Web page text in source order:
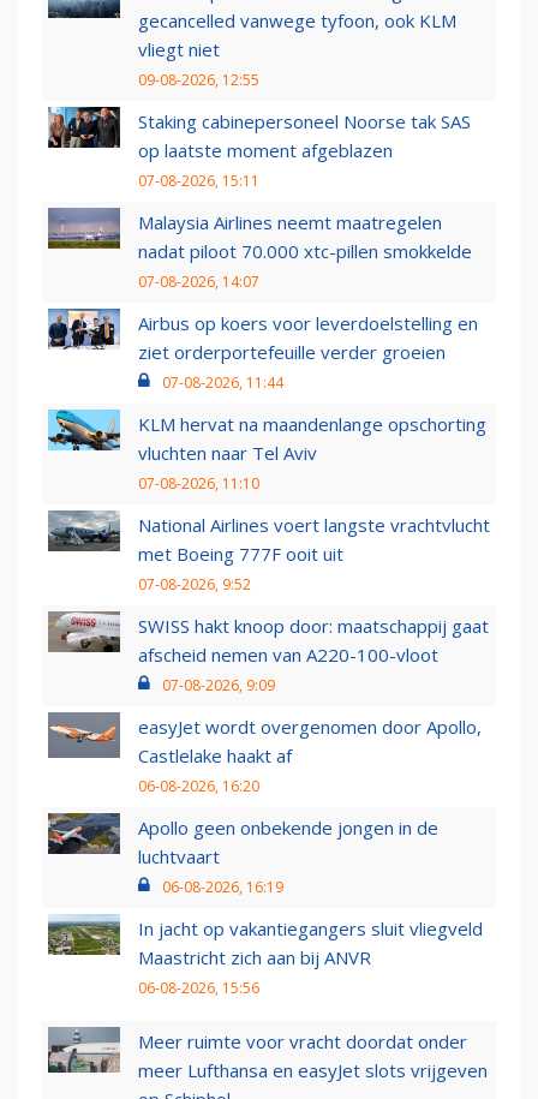
gecancelled vanwege tyfoon, ook KLM
vliegt niet
09-08-2026, 12:55
Staking cabinepersoneel Noorse tak SAS
op laatste moment afgeblazen
07-08-2026, 15:11
Malaysia Airlines neemt maatregelen
nadat piloot 70.000 xtc-pillen smokkelde
07-08-2026, 14:07
Airbus op koers voor leverdoelstelling en
ziet orderportefeuille verder groeien
07-08-2026, 11:44
KLM hervat na maandenlange opschorting
vluchten naar Tel Aviv
07-08-2026, 11:10
National Airlines voert langste vrachtvlucht
met Boeing 777F ooit uit
07-08-2026, 9:52
SWISS hakt knoop door: maatschappij gaat
afscheid nemen van A220-100-vloot
07-08-2026, 9:09
easyJet wordt overgenomen door Apollo,
Castlelake haakt af
06-08-2026, 16:20
Apollo geen onbekende jongen in de
luchtvaart
06-08-2026, 16:19
In jacht op vakantiegangers sluit vliegveld
Maastricht zich aan bij ANVR
06-08-2026, 15:56
Meer ruimte voor vracht doordat onder
meer Lufthansa en easyJet slots vrijgeven